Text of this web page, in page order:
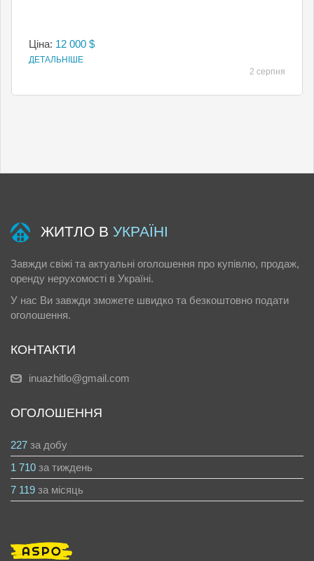
Ціна: 12 000 $
ДЕТАЛЬНІШЕ
2 серпня
ЖИТЛО В УКРАЇНІ
Завжди свіжі та актуальні оголошення про купівлю, продаж,
оренду нерухомості в Україні.
У нас Ви завжди зможете швидко та безкоштовно подати
оголошення.
КОНТАКТИ
inuazhitlo@gmail.com
ОГОЛОШЕННЯ
227 за добу
1 710 за тиждень
7 119 за місяць